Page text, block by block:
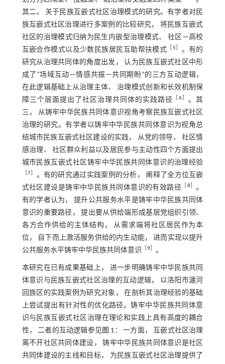
其二， 关于民族互嵌式社区治理模式的研究。有学者对民
族互嵌式社区治理进行多案例的比较研究， 将民族互嵌式
社区的治理模式归纳为民生内嵌型治理模式、 社区—高校
互嵌合作模式以及少数民族居民互助帮扶模式
5
。有的
研究从治理共同体的角度出发， 认为民族互嵌式社区中形
成了“场域互动—情感共振—共同期盼”的三方互动逻辑，
在此逻辑基础上从治理主体、 治理模式创新和长效机制保
障三个层面提出了社区治理共同体的实践路径
［6
。其
三， 从铸牢中华民族共同体意识视角考察民族互嵌式社区
治理的研究。有学者以铸牢中华民族共同体意识为视角总
结城市民族互嵌式社区建设的实践， 从党的领导、 社区情
感治理、 社区群众利益以及居民参与主动性四个方面提出
城市民族互嵌式社区铸牢中华民族共同体意识的治理经验
7］ 。有的研究通过实践案例的分析， 阐释了全方位互嵌
式社区建设是铸牢中华民族共同体意识的有效路径
8
。
有的学者认为， 提升公共服务水平是铸牢中华民族共同体
意识的重要路径， 提出要从供给端形成基层党组织引领、
各方合作供给的主体结构， 从需求端将社区居民作为本
位， 自下而上激活服务供给的内生动能， 进而实现以提升
公共服务水平铸牢中华民族共同体意识
9］ 。
本研究在已有成果基础上， 进一步明确铸牢中华民族共同
体意识与民族互嵌式社区治理的互动逻辑， 以洛阳市瀍河
回族区的实践案例为研究对象， 在剖析其治理经验的基础
上尝试提出有针对性的优化路径。铸牢中华民族共同体意
识与民族互嵌式社区治理在理论和实践上具有高度的耦合
性， 二者的互动逻辑参见图 1 ： 一方面， 互嵌式社区治理
离不开社区共同体建设， 铸牢中华民族共同体意识是社区
共同体建设的主线和目标， 为民族互嵌式社区治理提供了